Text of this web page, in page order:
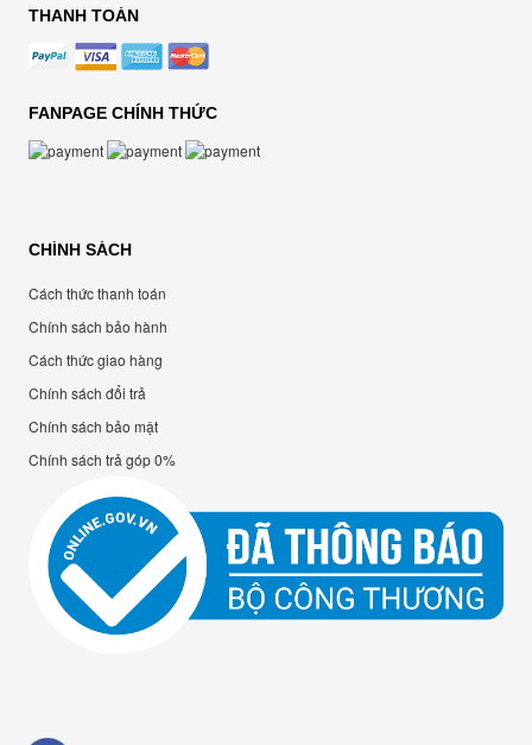
THANH TOÁN
FANPAGE CHÍNH THỨC
CHÍNH SÁCH
Cách thức thanh toán
Chính sách bảo hành
Cách thức giao hàng
Chính sách đổi trả
Chính sách bảo mật
Chính sách trả góp 0%